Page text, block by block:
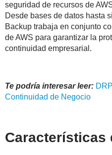
seguridad de recursos de
Desde bases de datos hasta
Backup trabaja en conjunto
de AWS para garantizar la
continuidad empresarial.
Te podría interesar leer:
Continuidad de Negocio
Características